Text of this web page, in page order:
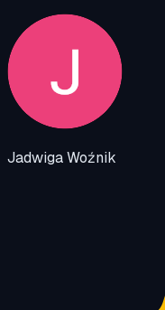
Jadwiga Woźnik